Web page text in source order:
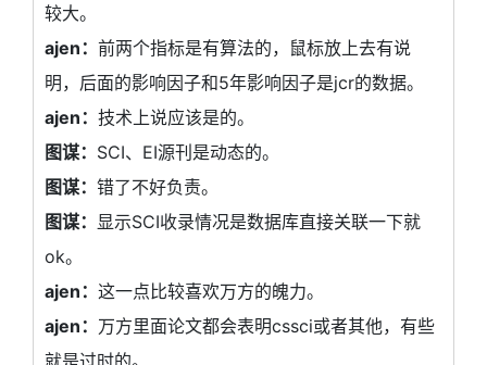
较大。
ajen： 前两个指标是有算法的，鼠标放上去有说
明，后面的影响因子和5年影响因子是jcr的数据。
ajen： 技术上说应该是的。
图谋： SCI、EI源刊是动态的。
图谋： 错了不好负责。
图谋： 显示SCI收录情况是数据库直接关联一下就
ok。
ajen： 这一点比较喜欢万方的魄力。
ajen： 万方里面论文都会表明cssci或者其他，有些
就是过时的。